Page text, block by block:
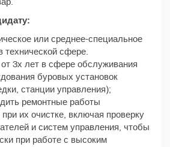
или среднее-специальное
технической сфере.
3х лет в сфере обслуживания
буровых установок
станции управления);
ремонтные работы
при их очистке, включая проверку
и систем управления, чтобы
при работе с высоким